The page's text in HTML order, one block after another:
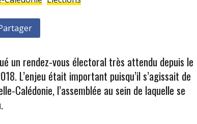
un rendez-vous électoral très attendu depuis le
L’enjeu était important puisqu’il s’agissait de
Calédonie, l’assemblée au sein de laquelle se